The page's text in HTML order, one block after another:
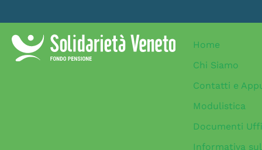
Home
Chi Siamo
Contatti e
Modulistica
Documenti
Informativa